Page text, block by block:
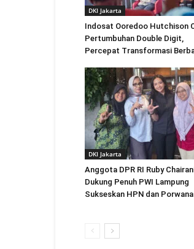
DKI Jakarta
Indosat Ooredoo Hutchison
Pertumbuhan Double Digit,
Percepat Transformasi
DKI Jakarta
Anggota DPR RI Ruby
Dukung Penuh PWI Lampung
Sukseskan HPN dan